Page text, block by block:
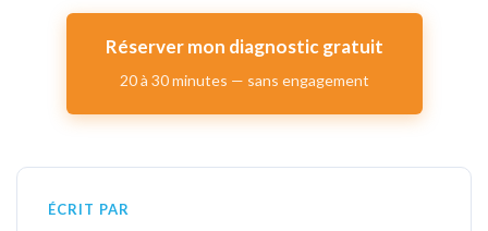
Réserver mon diagnostic gratuit
20 à 30 minutes — sans engagement
ÉCRIT PAR